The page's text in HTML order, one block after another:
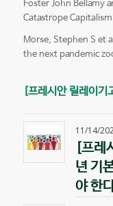
Foster John Bellamy
Catastrope
Morse, Stephen S et
the next pandemic
[프레시안 릴레이기
11/14/
[프레
년 기
야 한